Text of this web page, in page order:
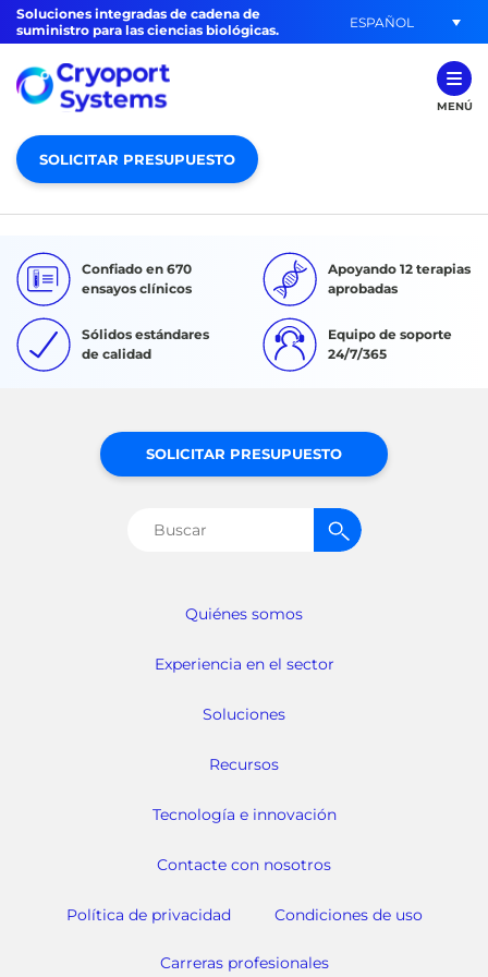
Soluciones integradas de cadena de
suministro para las ciencias biológicas.
ESPAÑOL
MENÚ
SOLICITAR PRESUPUESTO
Confiado en 670
ensayos clínicos
Apoyando 12 terapias
aprobadas
Sólidos estándares
de calidad
Equipo de soporte
24/7/365
Quiénes somos
Experiencia en el sector
Soluciones
Recursos
Tecnología e innovación
Contacte con nosotros
Política de privacidad Condiciones de uso
Carreras profesionales
SOLICITAR PRESUPUESTO
Buscar: